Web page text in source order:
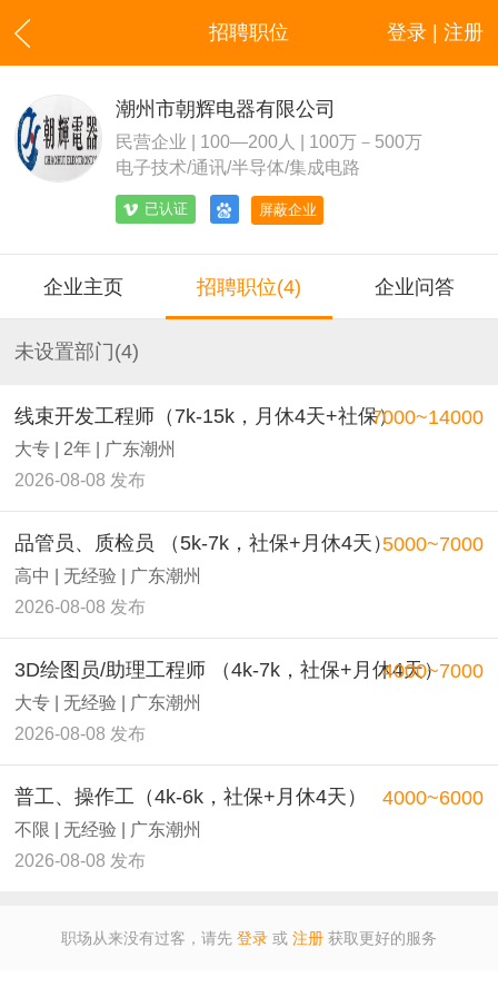
登录 | 注册
招聘职位
潮州市朝辉电器有限公司
民营企业 | 100—200人 | 100万－500万
电子技术/通讯/半导体/集成电路
已认证 屏蔽企业
企业主页 招聘职位(4) 企业问答
未设置部门(4)
线束开发工程师（7k-15k，月休4天+社保）
大专 | 2年 | 广东潮州
2026-08-08 发布
7000~14000
品管员、质检员 （5k-7k，社保+月休4天）
高中 | 无经验 | 广东潮州
2026-08-08 发布
5000~7000
3D绘图员/助理工程师 （4k-7k，社保+月休4天）
大专 | 无经验 | 广东潮州
2026-08-08 发布
4000~7000
普工、操作工（4k-6k，社保+月休4天）
不限 | 无经验 | 广东潮州
2026-08-08 发布
4000~6000
职场从来没有过客，请先 登录 或 注册 获取更好的服务